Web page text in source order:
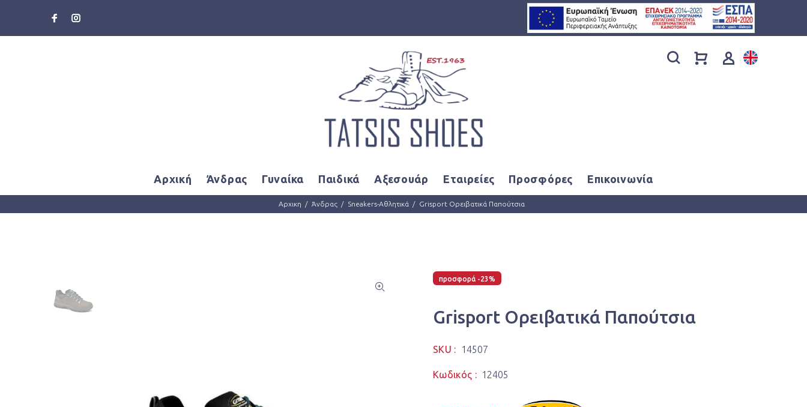
Αρχική Άνδρας Γυναίκα Παιδικά Αξεσουάρ Εταιρείες Προσφόρες Επικοινωνία
Αρχικη Άνδρας Sneakers-Αθλητικά Grisport Ορειβατικά Παπούτσια
προσφορά -23%
Grisport Ορειβατικά Παπούτσια
SKU : 14507
Κωδικός : 12405